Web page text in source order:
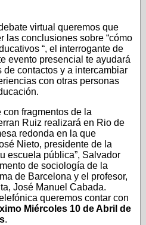
virtual queremos que
las conclusiones sobre “cómo
“, el interrogante de
evento presencial te ayudará
de contactos y a intercambiar
con otras personas
fragmentos de la
Ruiz realizará en Rio de
redonda en la que
Nieto, presidente de la
escuela pública”, Salvador
de sociología de la
de Barcelona y el profesor,
José Manuel Cabada.
queremos contar con
Miércoles 10 de Abril de
.